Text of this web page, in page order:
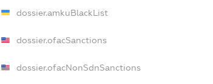
dossier.amkuBlackList
dossier.ofacSanctions
dossier.ofacNonSdnSanctions